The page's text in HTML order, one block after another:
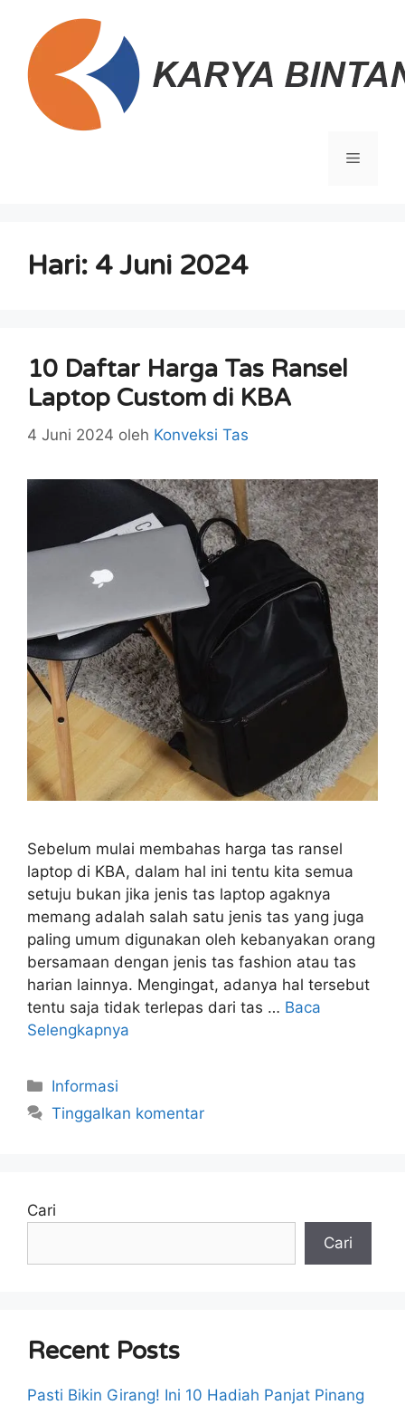
Menu
Hari: 4 Juni 2024
10 Daftar Harga Tas Ransel
Laptop Custom di KBA
4 Juni 2024 oleh Konveksi Tas
Sebelum mulai membahas harga tas ransel
laptop di KBA, dalam hal ini tentu kita semua
setuju bukan jika jenis tas laptop agaknya
memang adalah salah satu jenis tas yang juga
paling umum digunakan oleh kebanyakan orang
bersamaan dengan jenis tas fashion atau tas
harian lainnya. Mengingat, adanya hal tersebut
tentu saja tidak terlepas dari tas … Baca
Selengkapnya
Kategori
Informasi
Tinggalkan komentar
Cari
Cari
Recent Posts
Pasti Bikin Girang! Ini 10 Hadiah Panjat Pinang